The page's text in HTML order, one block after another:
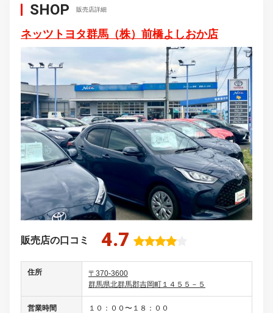
SHOP 販売店詳細
ネッツトヨタ群馬（株）前橋よしおか店
販売店の口コミ 4.7
住所
〒370-3600
群馬県北群馬郡吉岡町１４５５－５
営業時間 １０：００〜１８：００